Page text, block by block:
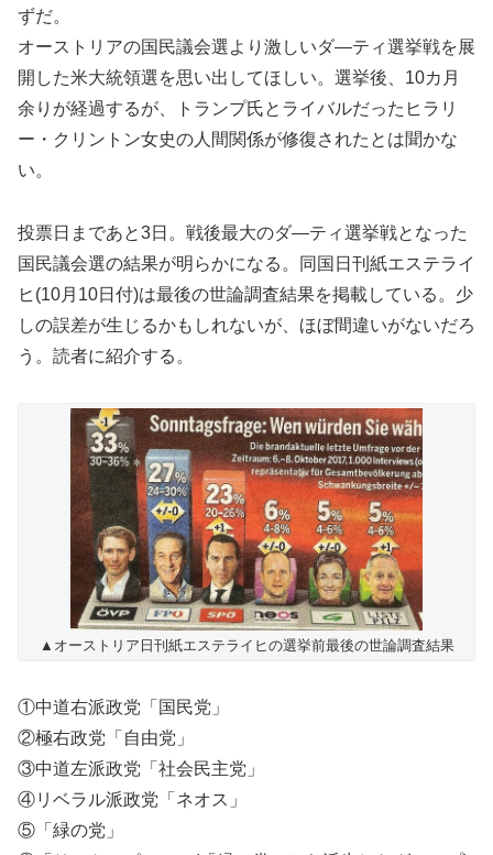
ずだ。
オーストリアの国民議会選より激しいダ―ティ選挙戦を展
開した米大統領選を思い出してほしい。選挙後、10カ月
余りが経過するが、トランプ氏とライバルだったヒラリ
ー・クリントン女史の人間関係が修復されたとは聞かな
い。
投票日まであと3日。戦後最大のダ―ティ選挙戦となった
国民議会選の結果が明らかになる。同国日刊紙エステライ
ヒ(10月10日付)は最後の世論調査結果を掲載している。少
しの誤差が生じるかもしれないが、ほぼ間違いがないだろ
う。読者に紹介する。
▲オーストリア日刊紙エステライヒの選挙前最後の世論調査結果
①中道右派政党「国民党」
②極右政党「自由党」
③中道左派政党「社会民主党」
④リベラル派政党「ネオス」
⑤「緑の党」